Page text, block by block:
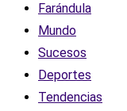
Farándula
Mundo
Sucesos
Deportes
Tendencias